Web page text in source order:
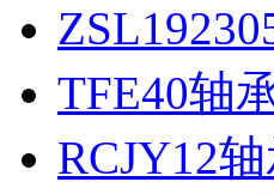
TFE40轴
RCJY12